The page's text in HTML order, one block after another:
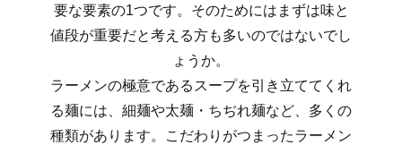
要な要素の1つです。そのためにはまずは味と
値段が重要だと考える方も多いのではないでし
ょうか。
ラーメンの極意であるスープを引き立ててくれ
る麺には、細麺や太麺・ちぢれ麺など、多くの
種類があります。こだわりがつまったラーメン